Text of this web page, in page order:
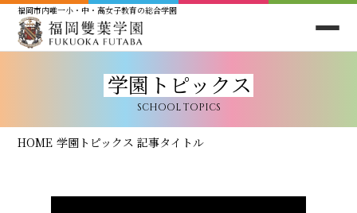
福岡市内唯一小・中・高女子教育の総合学園
学園トピックス
SCHOOL TOPICS
HOME 学園トピックス 記事タイトル